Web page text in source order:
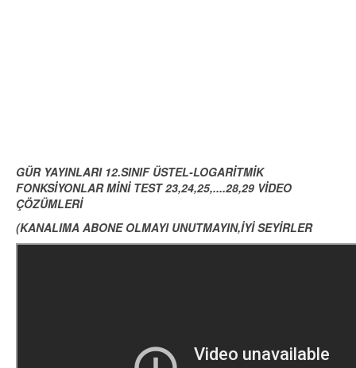
GÜR YAYINLARI 12.SINIF ÜSTEL-LOGARİTMİK
FONKSİYONLAR MİNİ TEST 23,24,25,....28,29 VİDEO
ÇÖZÜMLERİ
(KANALIMA ABONE OLMAYI UNUTMAYIN,İYİ SEYİRLER